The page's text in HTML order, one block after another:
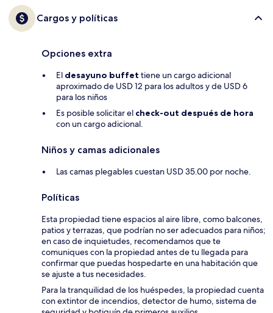
Cargos y políticas
Opciones extra
El desayuno buffet tiene un cargo adicional
aproximado de USD 12 para los adultos y de USD 6
para los niños
Es posible solicitar el check-out después de hora
con un cargo adicional.
Niños y camas adicionales
Las camas plegables cuestan USD 35.00 por noche.
Políticas
Esta propiedad tiene espacios al aire libre, como balcones,
patios y terrazas, que podrían no ser adecuados para niños;
en caso de inquietudes, recomendamos que te
comuniques con la propiedad antes de tu llegada para
confirmar que puedas hospedarte en una habitación que
se ajuste a tus necesidades.
Para la tranquilidad de los huéspedes, la propiedad cuenta
con extintor de incendios, detector de humo, sistema de